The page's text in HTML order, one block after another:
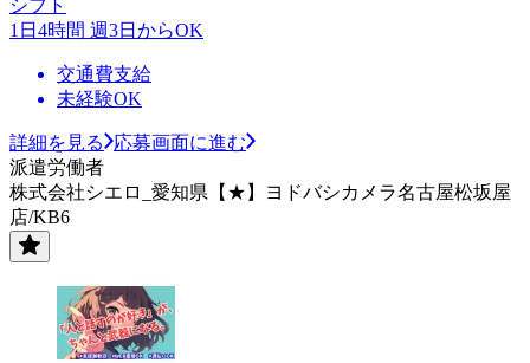
シフト
1日4時間 週3日からOK
交通費支給
未経験OK
詳細を見る
応募画面に進む
派遣労働者
株式会社シエロ_愛知県【★】ヨドバシカメラ名古屋松坂屋
店/KB6